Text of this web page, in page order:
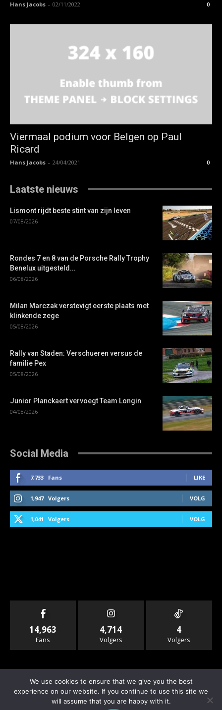
Hans Jacobs - 02/11/2022 0
Viermaal podium voor Belgen op Paul
Ricard
Hans Jacobs - 24/04/2021 0
Laatste nieuws
Lismont rijdt beste stint van zijn leven
07/08/2026
Rondes 7 en 8 van de Porsche Rally Trophy
Benelux uitgesteld...
06/08/2026
Milan Marczak verstevigt eerste plaats met
klinkende zege
05/08/2026
Rally van Staden: Verschueren versus de
familie Pex
05/08/2026
Junior Planckaert vervoegt Team Longin
04/08/2026
Social Media
7,733 Fans LIKE
1,947 Volgers VOLG
1,041 Volgers VOLG
14,963
Fans
4,714
Volgers
4
Volgers
We use cookies to ensure that we give you the best
experience on our website. If you continue to use this site we
will assume that you are happy with it.